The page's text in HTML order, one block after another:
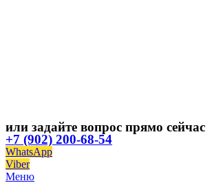
или задайте вопрос прямо сейчас
+7 (902) 200-68-54
WhatsApp
Viber
Меню